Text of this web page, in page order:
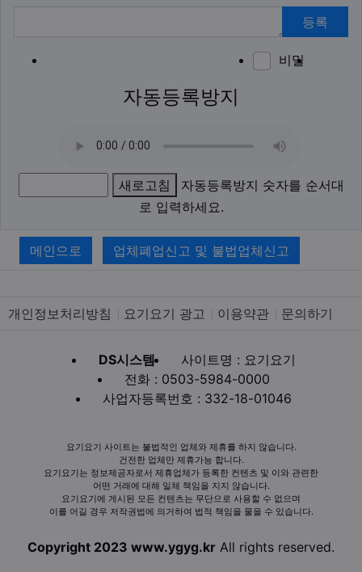
등록
비밀
자동등록방지
새로고침
자동등록방지 숫자를 순서대
로 입력하세요.
메인으로 업체폐업신고 및 불법업체신고
개인정보처리방침 요기요기 광고 이용약관 문의하기
DS시스템
사이트명 : 요기요기
전화 : 0503-5984-0000
사업자등록번호 : 332-18-01046
요기요기 사이트는 불법적인 업체와 제휴를 하지 않습니다.
건전한 업체만 제휴가능 합니다.
요기요기는 정보제공자로서 제휴업체가 등록한 컨텐츠 및 이와 관련한
어떤 거래에 대해 일체 책임을 지지 않습니다.
요기요기에 게시된 모든 컨텐츠는 무단으로 사용할 수 없으며
이를 어길 경우 저작권법에 의거하여 법적 책임을 물을 수 있습니다.
Copyright 2023 www.ygyg.kr All rights reserved.